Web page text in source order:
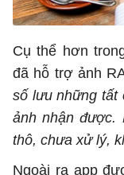
Cụ thể hơn
đã hỗ trợ ảnh
số lưu những tất
ảnh nhận được.
thô, chưa xử lý,
Ngoài ra app